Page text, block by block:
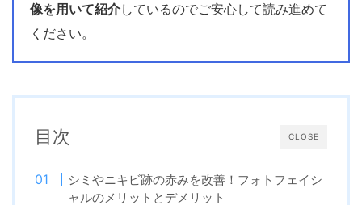
像を用いて紹介しているのでご安心して読み進めて
ください。
CLOSE
目次
シミやニキビ跡の赤みを改善！フォトフェイシ
ャルのメリットとデメリット